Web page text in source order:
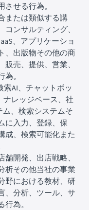
せる行為。
または類似する講
ンサルティング、
、アプリケーショ
、出版物その他の商
売、提供、営業、
。
AI、チャットボッ
ナレッジベース、社
ム、検索システムそ
に入力、登録、保
成、検索可能化また
開発、出店戦略、
析その他当社の事業
野における教材、研
、分析、ツール、サ
為。